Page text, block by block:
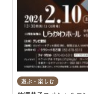
遊ぶ・楽しむ